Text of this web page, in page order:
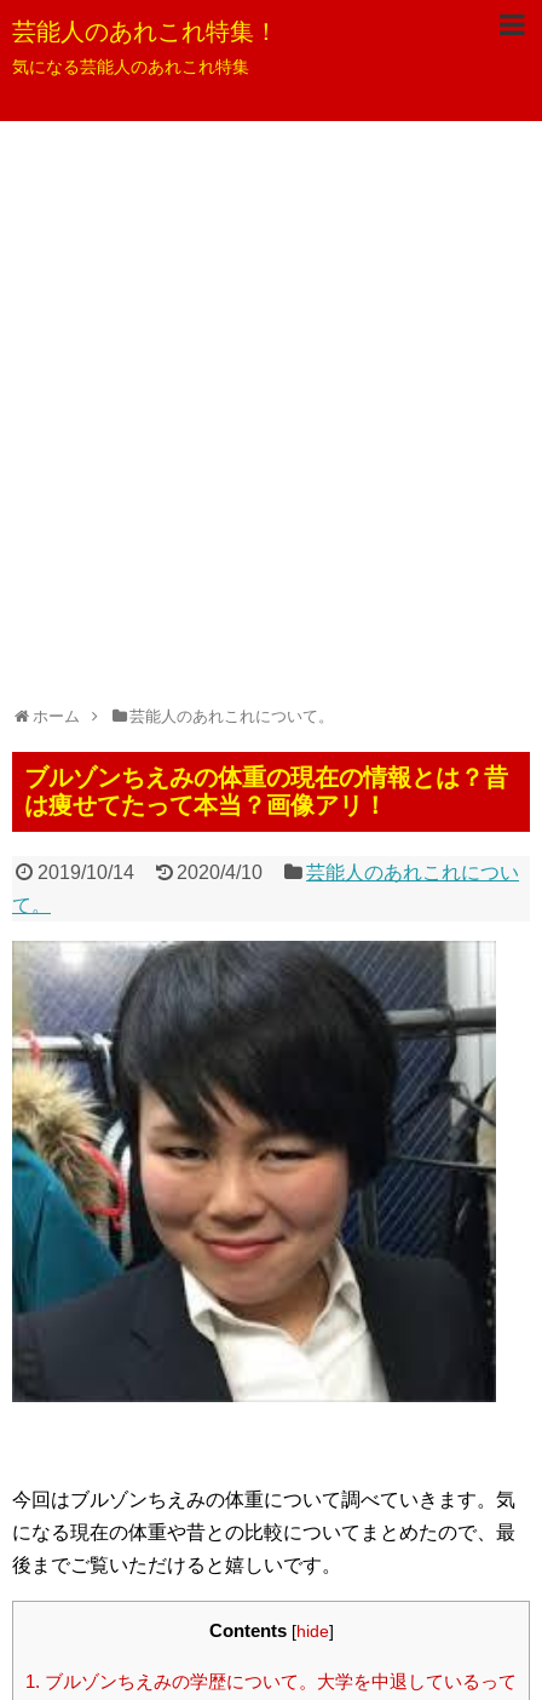
芸能人のあれこれ特集！
気になる芸能人のあれこれ特集
ホーム 芸能人のあれこれについて。
ブルゾンちえみの体重の現在の情報とは？昔
は痩せてたって本当？画像アリ！
2019/10/14 2020/4/10
芸能人のあれこれについ
て。
今回はブルゾンちえみの体重について調べていきます。気
になる現在の体重や昔との比較についてまとめたので、最
後までご覧いただけると嬉しいです。
Contents [hide]
1. ブルゾンちえみの学歴について。大学を中退しているって